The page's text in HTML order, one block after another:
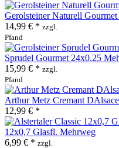
Gerolsteiner Naturell
14,99 € * zzgl.
Pfand
Sprudel Gourmet 24x0,25
15,99 € * zzgl.
Pfand
Arthur Metz Cremant
12,99 € *
12x0,7 Glasfl. Mehrweg
6,99 € * zzgl.